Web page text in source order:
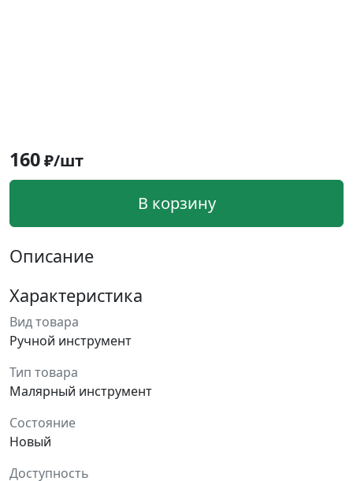
160₽/шт
В корзину
Описание
Характеристика
Вид товара
Ручной инструмент
Тип товара
Малярный инструмент
Состояние
Новый
Доступность